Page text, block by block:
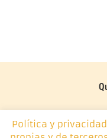
Política y